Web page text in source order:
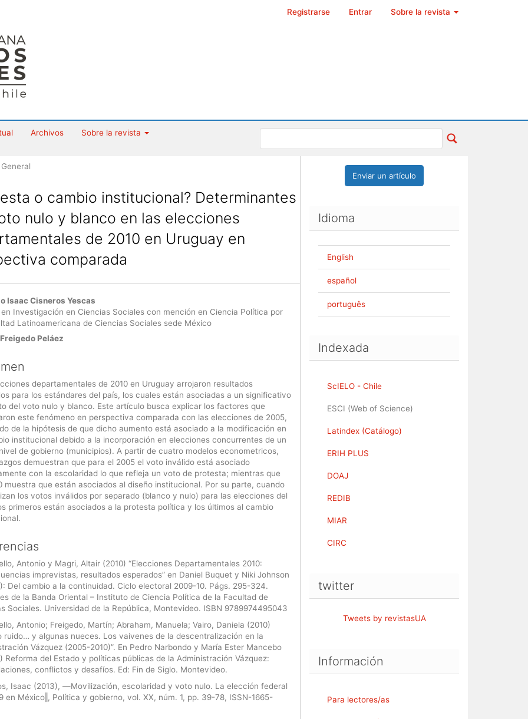
Registrarse Entrar Sobre la revista
Archivos Sobre la revista
o cambio institucional? Determinantes
nulo y blanco en las elecciones
de 2010 en Uruguay en
comparada
Isaac Cisneros Yescas
Investigación en Ciencias Sociales con mención en Ciencia Política por
Latinoamericana de Ciencias Sociales sede México
Peláez
departamentales de 2010 en Uruguay arrojaron resultados
para los estándares del país, los cuales están asociadas a un significativo
del voto nulo y blanco. Este artículo busca explicar los factores que
este fenómeno en perspectiva comparada con las elecciones de 2005,
de la hipótesis de que dicho aumento está asociado a la modificación en
institucional debido a la incorporación en elecciones concurrentes de un
de gobierno (municipios). A partir de cuatro modelos econometricos,
demuestran que para el 2005 el voto inválido está asociado
con la escolaridad lo que refleja un voto de protesta; mientras que
muestra que están asociados al diseño institucional. Por su parte, cuando
los votos inválidos por separado (blanco y nulo) para las elecciones del
primeros están asociados a la protesta política y los últimos al cambio
Antonio y Magri, Altair (2010) “Elecciones Departamentales 2010:
imprevistas, resultados esperados” en Daniel Buquet y Niki Johnson
Del cambio a la continuidad. Ciclo electoral 2009-10. Págs. 295-324.
de la Banda Oriental – Instituto de Ciencia Política de la Facultad de
Sociales. Universidad de la República, Montevideo. ISBN 9789974495043
Antonio; Freigedo, Martín; Abraham, Manuela; Vairo, Daniela (2010)
ruido… y algunas nueces. Los vaivenes de la descentralización en la
Vázquez (2005-2010)”. En Pedro Narbondo y María Ester Mancebo
Reforma del Estado y políticas públicas de la Administración Vázquez:
conflictos y desafíos. Ed: Fin de Siglo. Montevideo.
Isaac (2013), ―Movilización, escolaridad y voto nulo. La elección federal
en México‖, Política y gobierno, vol. XX, núm. 1, pp. 39-78, ISSN-1665-
Enviar un artículo
Idioma
English
español
português
Indexada
ScIELO - Chile
ESCI (Web of Science)
Latindex (Catálogo)
ERIH PLUS
DOAJ
REDIB
MIAR
CIRC
twitter
Tweets by revistasUA
Información
Para lectores/as